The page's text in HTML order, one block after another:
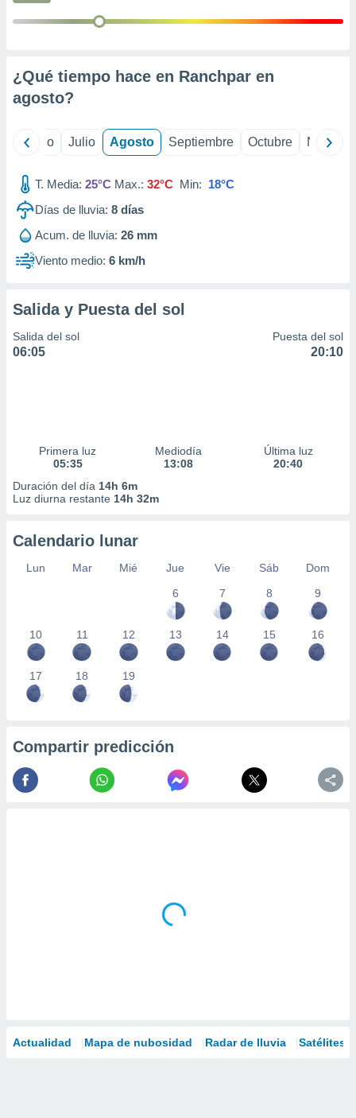
e
mediante
de
¿Qué tiempo hace en Ranchpar en
agosto?
Junio Julio Agosto Septiembre Octubre
T. Media: 25°C Max.: 32°C Min: 18°C
Días de lluvia: 8 días
Acum. de lluvia: 26 mm
Viento medio: 6 km/h
Salida y Puesta del sol
Salida del sol
06:05
Puesta del sol
20:10
Primera luz
05:35
Mediodía
13:08
Última luz
20:40
Duración del día 14h 6m
Luz diurna restante 14h 32m
Calendario lunar
Lun Mar Mié Jue Vie Sáb
Dom
6
7 8 9
10 11 12 13 14 15 16
17 18 19
Compartir predicción
Actualidad Mapa de nubosidad Radar de lluvia Satélites